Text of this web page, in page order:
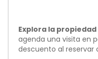
Explora la
agenda una visita en
descuento al reservar